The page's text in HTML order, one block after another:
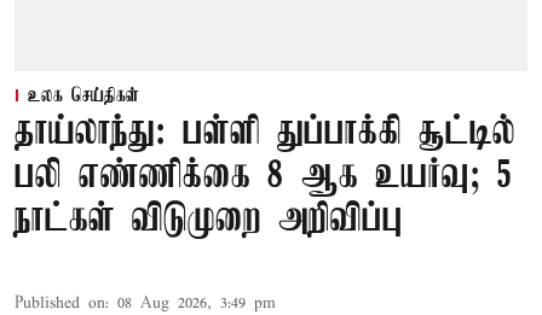
உலக செய்திகள்
தாய்லாந்து: பள்ளி துப்பாக்கி சூட்டில்
பலி எண்ணிக்கை 8 ஆக உயர்வு; 5
நாட்கள் விடுமுறை அறிவிப்பு
Published on: 08 Aug 2026, 3:49 pm